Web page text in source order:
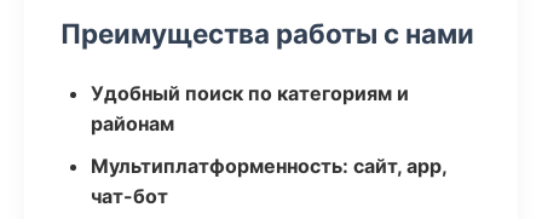
Преимущества работы с нами
Удобный поиск по категориям и
районам
Мультиплатформенность: сайт, app,
чат-бот